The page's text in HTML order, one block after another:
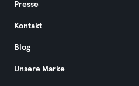
Presse
Kontakt
Blog
Unsere Marke